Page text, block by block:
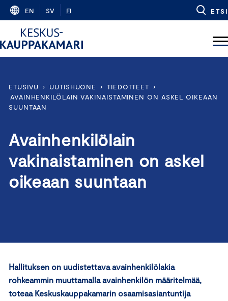
Skip
content
EN SV FI ETSI
ETUSIVU › UUTISHUONE › TIEDOTTEET
›
AVAINHENKILÖLAIN VAKINAISTAMINEN ON ASKEL OIKEAAN
SUUNTAAN
Avainhenkilölain
vakinaistaminen on askel
oikeaan suuntaan
Hallituksen on uudistettava avainhenkilölakia
rohkeammin muuttamalla avainhenkilön määritelmää,
toteaa Keskuskauppakamarin osaamisasiantuntija